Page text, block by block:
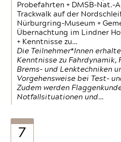
Probefahrten + DMSB-Nat.-
Trackwalk auf der
Nürburgring-Museum +
Übernachtung im Lindner
+ Kenntnisse zu…
Die Teilnehmer*Innen
Kenntnisse zu Fahrdynamik,
Brems- und Lenktechniken
Vorgehensweise bei Test-
Zudem werden
Notfallsituationen und…
7